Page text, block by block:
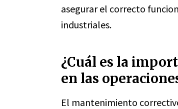
asegurar el correcto
industriales.
¿Cuál es la
en las
El mantenimiento